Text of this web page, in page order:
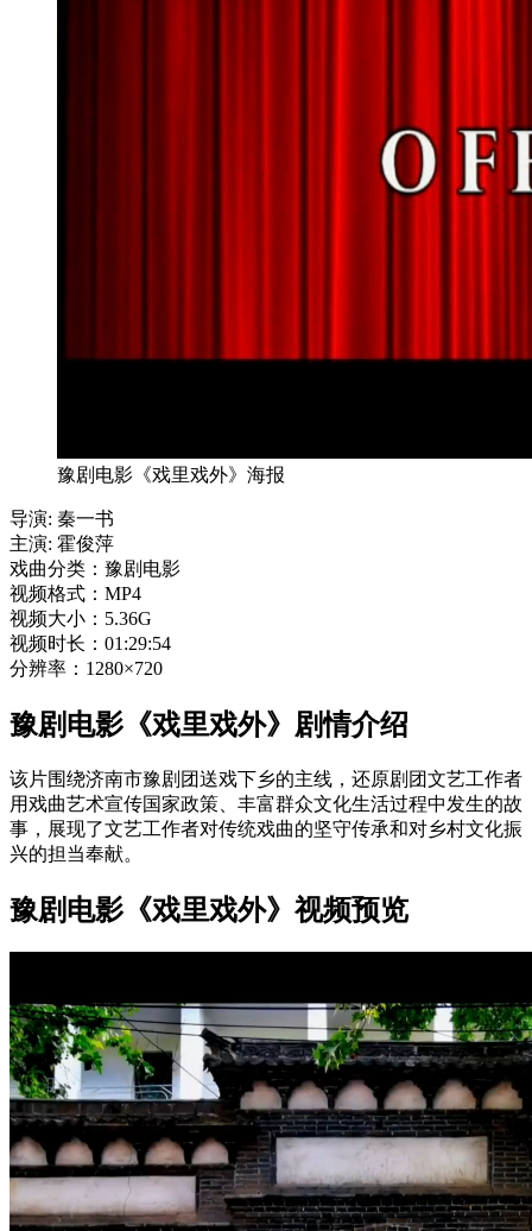
豫剧电影《戏里戏外》海报
导演: 秦一书
主演: 霍俊萍
戏曲分类：豫剧电影
视频格式：MP4
视频大小：5.36G
视频时长：01:29:54
分辨率：1280×720
豫剧电影《戏里戏外》剧情介绍
该片围绕济南市豫剧团送戏下乡的主线，还原剧团文艺工作者
用戏曲艺术宣传国家政策、丰富群众文化生活过程中发生的故
事，展现了文艺工作者对传统戏曲的坚守传承和对乡村文化振
兴的担当奉献。
豫剧电影《戏里戏外》视频预览